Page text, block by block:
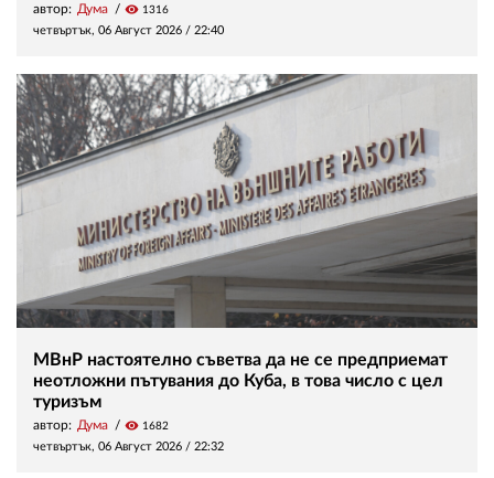
автор: Дума visibility 1316
четвъртък, 06 Август 2026 / 22:40
МВнР настоятелно съветва да не се предприемат
неотложни пътувания до Куба, в това число с цел
туризъм
автор: Дума visibility 1682
четвъртък, 06 Август 2026 / 22:32